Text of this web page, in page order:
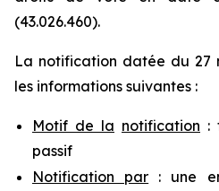
(43.026.460).
La notification datée du 27
les informations suivantes :
Motif de la notification :
passif
Notification par : une